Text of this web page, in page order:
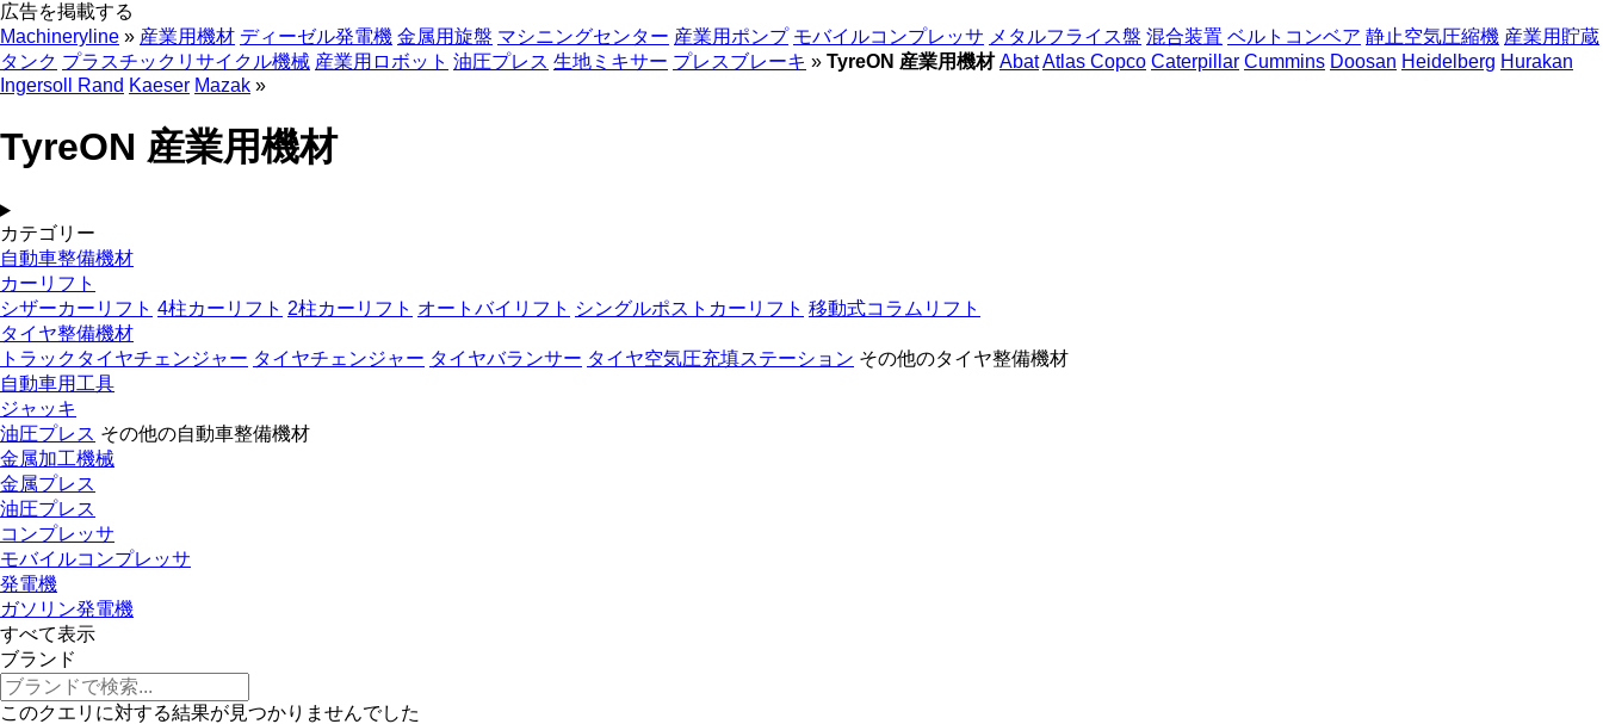
広告を掲載する
Machineryline » 産業用機材 ディーゼル発電機 金属用旋盤 マシニングセンター 産業用ポンプ モバイルコンプレッサ メタルフライス盤 混合装置 ベルトコンベア 静止空気圧縮機 産業用貯蔵
タンク プラスチックリサイクル機械 産業用ロボット 油圧プレス 生地ミキサー プレスブレーキ » TyreON 産業用機材 AbatAtlas Copco Caterpillar Cummins Doosan Heidelberg Hurakan
Ingersoll Rand Kaeser Mazak »
TyreON 産業用機材
カテゴリー
自動車整備機材
カーリフト
シザーカーリフト 4柱カーリフト 2柱カーリフト オートバイリフト シングルポストカーリフト 移動式コラムリフト
タイヤ整備機材
トラックタイヤチェンジャー タイヤチェンジャー タイヤバランサー タイヤ空気圧充填ステーション その他のタイヤ整備機材
自動車用工具
ジャッキ
油圧プレス その他の自動車整備機材
金属加工機械
金属プレス
油圧プレス
コンプレッサ
モバイルコンプレッサ
発電機
ガソリン発電機
すべて表示
ブランド
このクエリに対する結果が見つかりませんでした